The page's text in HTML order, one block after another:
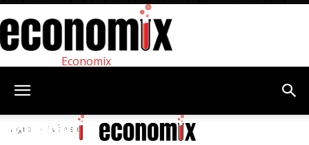
Economix
Αρχική Ενέργεια